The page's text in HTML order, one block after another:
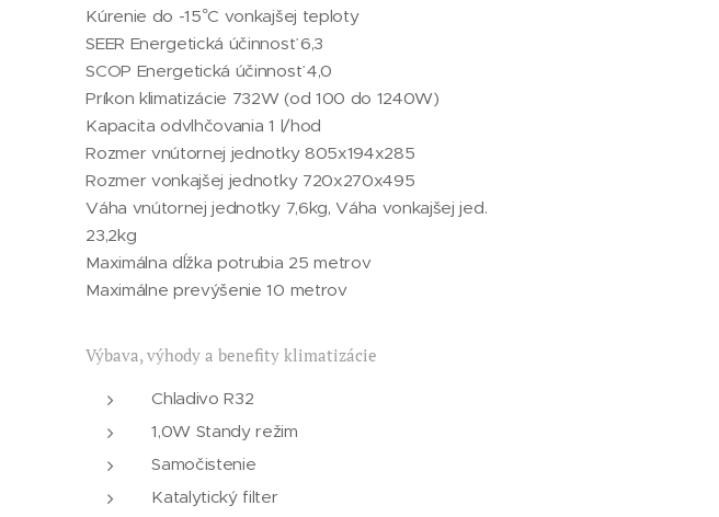
Kúrenie do -15°C vonkajšej teploty
SEER Energetická účinnosť 6,3
SCOP Energetická účinnosť 4,0
Príkon klimatizácie 732W (od 100 do 1240W)
Kapacita odvlhčovania 1 l/hod
Rozmer vnútornej jednotky 805x194x285
Rozmer vonkajšej jednotky 720x270x495
Váha vnútornej jednotky 7,6kg, Váha vonkajšej jed.
23,2kg
Maximálna dĺžka potrubia 25 metrov
Maximálne prevýšenie 10 metrov
Výbava, výhody a benefity klimatizácie
Chladivo R32
1,0W Standy režim
Samočistenie
Katalytický filter